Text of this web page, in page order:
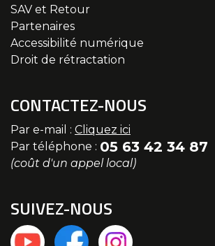
SAV et Retour
Partenaires
Accessibilité numérique
Droit de rétractation
CONTACTEZ-NOUS
Par e-mail : Cliquez ici
Par téléphone : 05 63 42 34 87
(coût d'un appel local)
SUIVEZ-NOUS